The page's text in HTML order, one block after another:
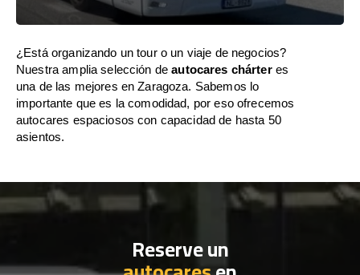
¿Está organizando un tour o un viaje de negocios?
Nuestra amplia selección deautocares chárteres
una de las mejores en Zaragoza. Sabemos lo
importante que es la comodidad, por eso ofrecemos
autocares espaciosos con capacidad de hasta 50
asientos.
Reserve un